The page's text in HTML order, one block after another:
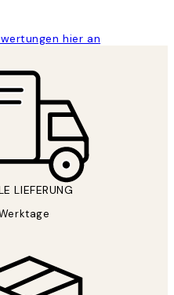
hier an
LIEFERUNG